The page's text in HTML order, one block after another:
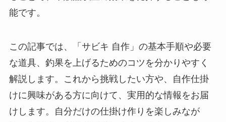
能です。
この記事では、「サビキ 自作」の基本手順や必要
な道具、釣果を上げるためのコツを分かりやすく
解説します。これから挑戦したい方や、自作仕掛
けに興味がある方に向けて、実用的な情報をお届
けします。自分だけの仕掛け作りを楽しみなが